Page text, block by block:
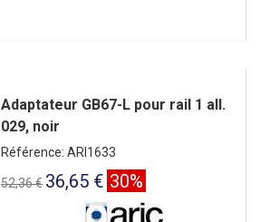
Adaptateur GB67-L pour rail 1 all.
029, noir
Référence: ARI1633
52,36 € 36,65 € 30%